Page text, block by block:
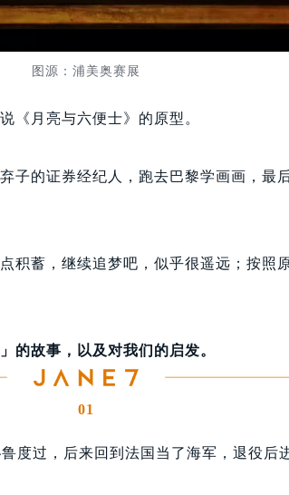
图源：浦美奥赛展
《月亮与六便士》的原型。
子的证券经纪人，跑去巴黎学画画，最
积蓄，继续追梦吧，似乎很遥远；按照
的故事，以及对我们的启发。
01
度过，后来回到法国当了海军，退役后